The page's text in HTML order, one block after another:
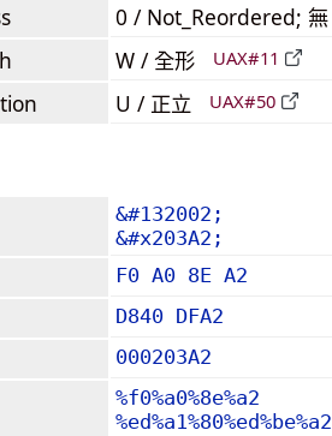
0 / Not_Reordered; 無
W / 全形 UAX#11
U / 正立 UAX#50
&#132002;
&#x203A2;
F0 A0 8E A2
D840 DFA2
000203A2
%f0%a0%8e%a2
%ed%a1%80%ed%be%a2